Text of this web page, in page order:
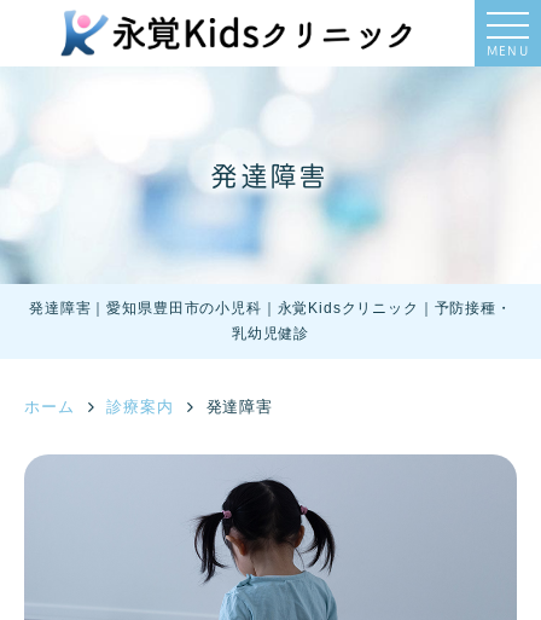
MENU
発達障害
発達障害｜愛知県豊田市の小児科｜永覚Kidsクリニック｜予防接種・
乳幼児健診
ホーム 診療案内 発達障害